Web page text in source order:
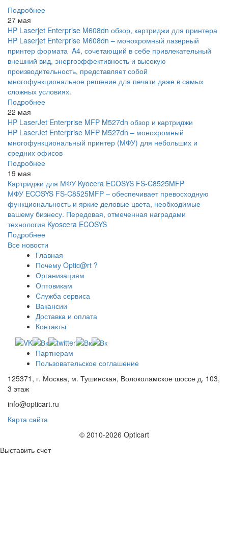
Подробнее
27 мая
HP Laserjet Enterprise M608dn обзор, картриджи для принтера
HP Laserjet Enterprise M608dn – монохромный лазерный
принтер формата A4, сочетающий в себе привлекательный
внешний вид, энергоэффективность и высокую
производительность, представляет собой
многофункциональное решение для печати даже в самых
сложных условиях.
Подробнее
22 мая
HP LaserJet Enterprise MFP M527dn обзор и картриджи
HP LaserJet Enterprise MFP M527dn – монохромный
многофункциональный принтер (МФУ) для небольших и
средних офисов
Подробнее
19 мая
Картриджи для МФУ Kyocera ECOSYS FS-C8525MFP
МФУ ECOSYS FS-C8525MFP – обеспечивает превосходную
функциональность и яркие деловые цвета, необходимые
вашему бизнесу. Передовая, отмеченная наградами
технология Kyoscera ECOSYS
Подробнее
Все новости
Главная
Почему Optic@rt ?
Организациям
Оптовикам
Служба сервиса
Вакансии
Доставка и оплата
Контакты
Партнерам
Пользовательское соглашение
125371, г. Москва, м. Тушинская, Волоколамское шоссе д. 103,
3 этаж
info@opticart.ru
Карта сайта
© 2010-2026 Opticart
Выставить счет